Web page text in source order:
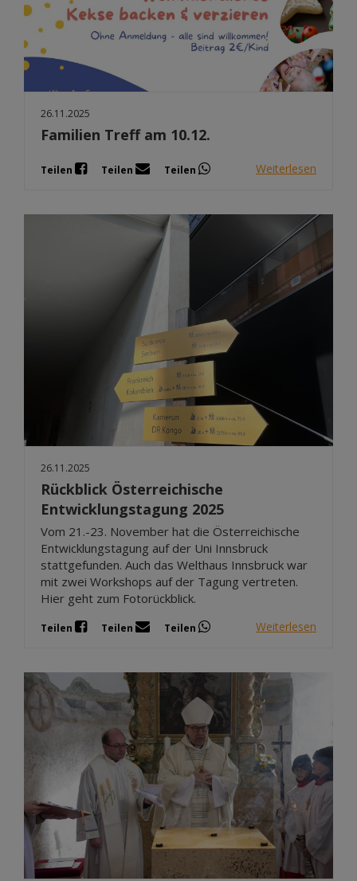
26.11.2025
Familien Treff am 10.12.
Teilen Teilen Teilen Weiterlesen
26.11.2025
Rückblick Österreichische
Entwicklungstagung 2025
Vom 21.-23. November hat die Österreichische
Entwicklungstagung auf der Uni Innsbruck
stattgefunden. Auch das Welthaus Innsbruck war
mit zwei Workshops auf der Tagung vertreten.
Hier geht zum Fotorückblick.
Teilen Teilen Teilen Weiterlesen